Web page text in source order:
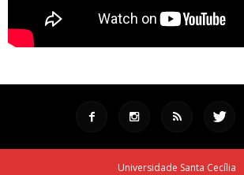
Universidade Santa Cecília